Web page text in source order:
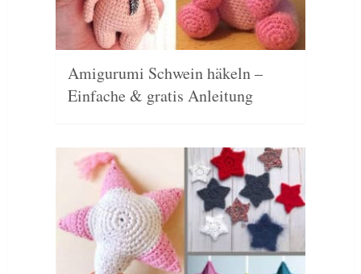
Amigurumi Schwein häkeln –
Einfache & gratis Anleitung